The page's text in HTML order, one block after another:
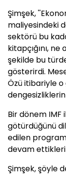
Şimşek,
maliyesindeki
sektörü bu
kitapçığını,
şekilde bu
gösterirdi.
Özü itibariyle
Bir dönem IMF
götürdüğünü
edilen
devam
Şimşek, şöyle